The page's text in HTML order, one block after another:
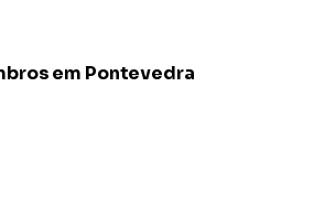
em Pontevedra